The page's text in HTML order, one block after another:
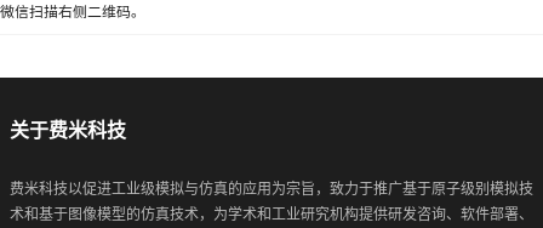
微信扫描右侧二维码。
关于费米科技
费米科技以促进工业级模拟与仿真的应用为宗旨，致力于推广基于原子级别模拟技
术和基于图像模型的仿真技术，为学术和工业研究机构提供研发咨询、软件部署、